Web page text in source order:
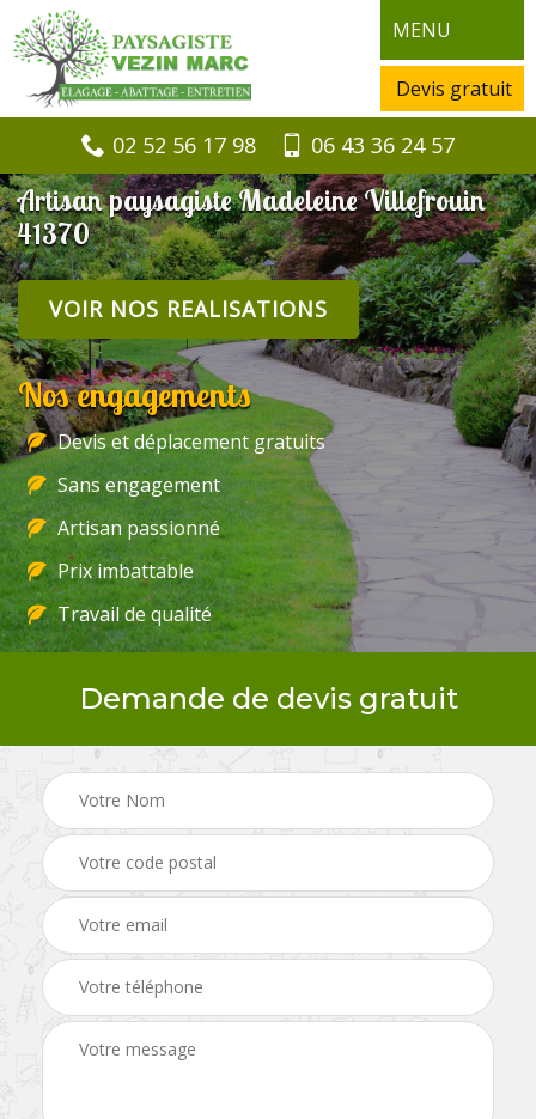
MENU
Devis gratuit
02 52 56 17 98 06 43 36 24 57
Artisan paysagiste Madeleine Villefrouin
41370
VOIR NOS REALISATIONS
Nos engagements
Devis et déplacement gratuits
Sans engagement
Artisan passionné
Prix imbattable
Travail de qualité
Demande de devis gratuit